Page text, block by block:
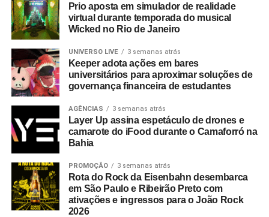
Prio aposta em simulador de realidade
virtual durante temporada do musical
Wicked no Rio de Janeiro
UNIVERSO LIVE 3 semanas atrás
Keeper adota ações em bares
universitários para aproximar soluções de
governança financeira de estudantes
AGÊNCIAS 3 semanas atrás
Layer Up assina espetáculo de drones e
camarote do iFood durante o Camaforró na
Bahia
PROMOÇÃO 3 semanas atrás
Rota do Rock da Eisenbahn desembarca
em São Paulo e Ribeirão Preto com
ativações e ingressos para o João Rock
2026